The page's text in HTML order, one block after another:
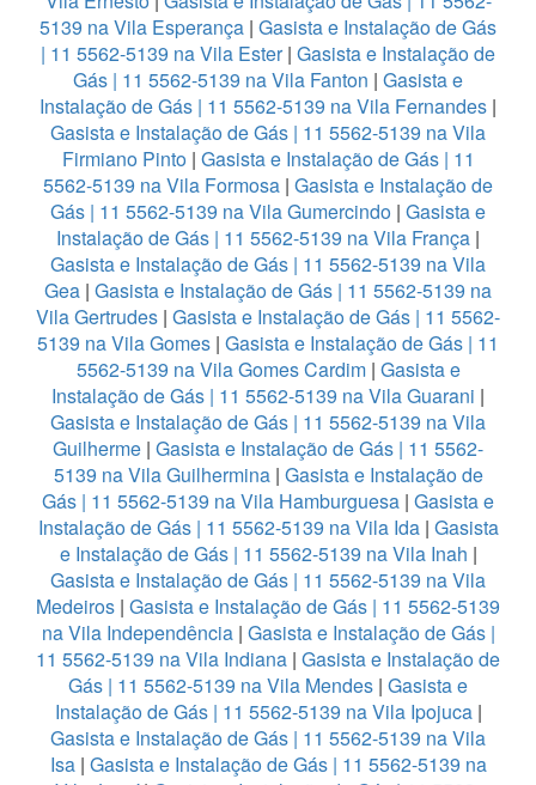
5139 na Vila Esperança | Gasista e Instalação de Gás
| 11 5562-5139 na Vila Ester| Gasista e Instalação de
Gás | 11 5562-5139 na Vila Fanton | Gasista e
Instalação de Gás | 11 5562-5139 na Vila Fernandes |
Gasista e Instalação de Gás | 11 5562-5139 na Vila
Firmiano Pinto| Gasista e Instalação de Gás | 11
5562-5139 na Vila Formosa | Gasista e Instalação de
Gás | 11 5562-5139 na Vila Gumercindo | Gasista e
Instalação de Gás | 11 5562-5139 na Vila França |
Gasista e Instalação de Gás | 11 5562-5139 na Vila
Gea | Gasista e Instalação de Gás | 11 5562-5139 na
Vila Gertrudes | Gasista e Instalação de Gás | 11 5562-
5139 na Vila Gomes | Gasista e Instalação de Gás | 11
5562-5139 na Vila Gomes Cardim| Gasista e
Instalação de Gás | 11 5562-5139 na Vila Guarani |
Gasista e Instalação de Gás | 11 5562-5139 na Vila
Guilherme | Gasista e Instalação de Gás | 11 5562-
5139 na Vila Guilhermina| Gasista e Instalação de
Gás | 11 5562-5139 na Vila Hamburguesa | Gasista e
Instalação de Gás | 11 5562-5139 na Vila Ida| Gasista
e Instalação de Gás | 11 5562-5139 na Vila Inah |
Gasista e Instalação de Gás | 11 5562-5139 na Vila
Medeiros | Gasista e Instalação de Gás | 11 5562-5139
na Vila Independência| Gasista e Instalação de Gás |
11 5562-5139 na Vila Indiana | Gasista e Instalação de
Gás | 11 5562-5139 na Vila Mendes | Gasista e
Instalação de Gás | 11 5562-5139 na Vila Ipojuca|
Gasista e Instalação de Gás | 11 5562-5139 na Vila
Isa| Gasista e Instalação de Gás | 11 5562-5139 na